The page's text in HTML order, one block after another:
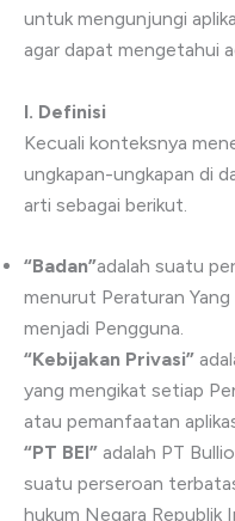
untuk mengunjungi
agar dapat mengetahui
I. Definisi
Kecuali konteksnya
ungkapan-ungkapan di
arti sebagai berikut.
“Badan”adalah suatu
menurut Peraturan
menjadi Pengguna.
“Kebijakan Privasi”
yang mengikat setiap
atau pemanfaatan
“PT BEI” adalah PT
suatu perseroan
hukum Negara Republik